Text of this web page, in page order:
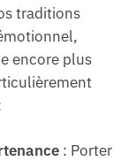
traditions
encore plus
: Porter